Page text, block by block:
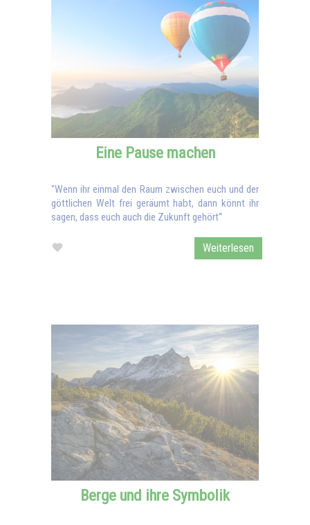
Eine Pause machen
"Wenn ihr einmal den Raum zwischen euch und der
göttlichen Welt frei geräumt habt, dann könnt ihr
sagen, dass euch auch die Zukunft gehört“
Weiterlesen
Berge und ihre Symbolik